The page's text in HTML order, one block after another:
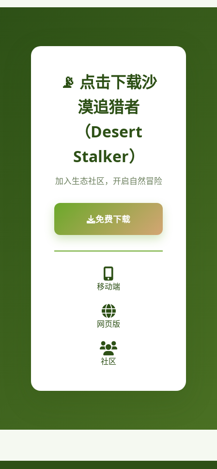
📡 点击下载沙
漠追猎者
（Desert
Stalker）
加入生态社区，开启自然冒险
免费下载
移动端
网页版
社区